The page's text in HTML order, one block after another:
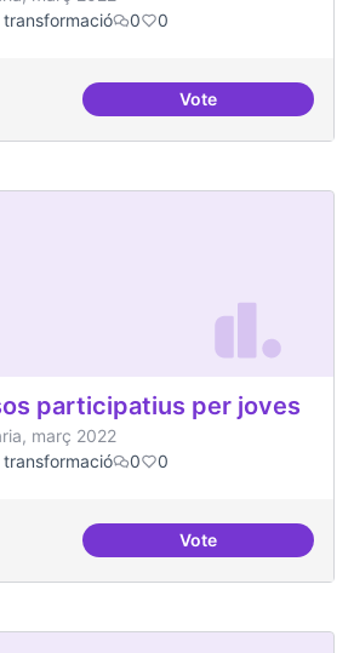
transformació
0 0
VoteEmergència
participatius per joves
març 2022
transformació
0 0
VoteMés processos